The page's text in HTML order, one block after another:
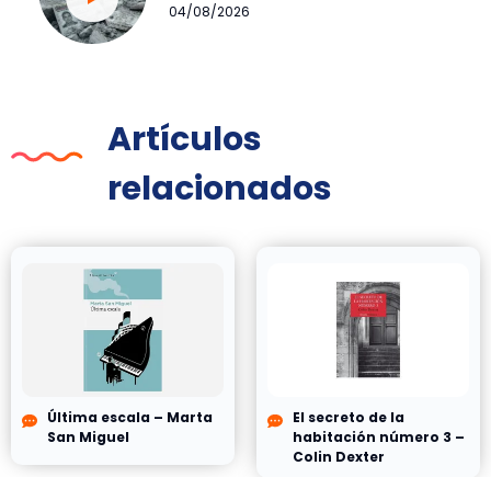
04/08/2026
Artículos
relacionados
Última escala – Marta
San Miguel
El secreto de la
habitación número 3 –
Colin Dexter